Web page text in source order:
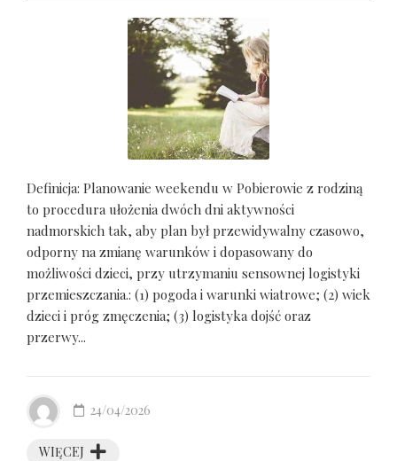
Definicja: Planowanie weekendu w Pobierowie z rodziną
to procedura ułożenia dwóch dni aktywności
nadmorskich tak, aby plan był przewidywalny czasowo,
odporny na zmianę warunków i dopasowany do
możliwości dzieci, przy utrzymaniu sensownej logistyki
przemieszczania.: (1) pogoda i warunki wiatrowe; (2) wiek
dzieci i próg zmęczenia; (3) logistyka dojść oraz
przerwy...
WIĘCEJ
24/04/2026